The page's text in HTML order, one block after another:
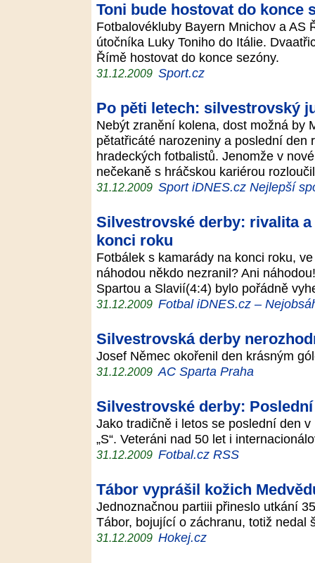
Toni bude hostovat do konce
Fotbalovékluby Bayern Mnichov a AS
útočníka Luky Toniho do Itálie.
Římě hostovat do konce sezóny.
31.12.2009 Sport.cz
Po pěti letech: silvestrovský
Nebýt zranění kolena, dost možná by
pětatřicáté narozeniny a poslední den
hradeckých fotbalistů. Jenomže v
nečekaně s hráčskou kariérou
31.12.2009 Sport iDNES.cz Nejlepší
Silvestrovské derby: rivalita
konci roku
Fotbálek s kamarády na konci roku,
náhodou někdo nezranil? Ani
Spartou a Slavií(4:4) bylo pořádně
31.12.2009 Fotbal iDNES.cz –
Silvestrovská derby
Josef Němec okořenil den krásným
31.12.2009 AC Sparta Praha
Silvestrovské derby:
Jako tradičně i letos se poslední den
„S“. Veteráni nad 50 let i
31.12.2009 Fotbal.cz RSS
Tábor vyprášil kožich
Jednoznačnou partiii přineslo utkání
Tábor, bojující o záchranu, totiž
31.12.2009 Hokej.cz